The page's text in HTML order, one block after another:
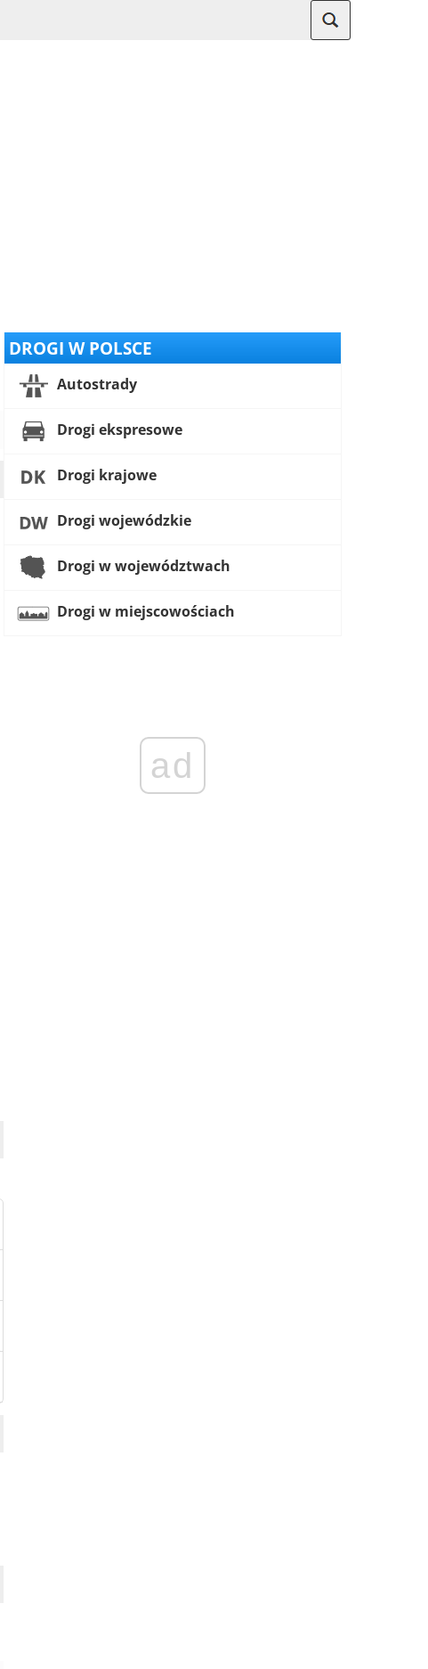
DROGI W POLSCE
Autostrady
Drogi ekspresowe
Drogi krajowe
Drogi wojewódzkie
Drogi w województwach
Drogi w miejscowościach
ad